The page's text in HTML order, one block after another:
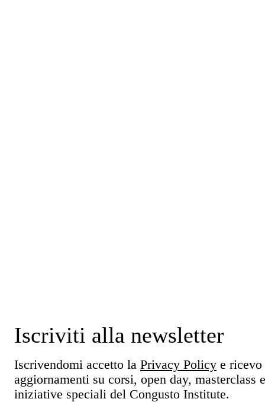
Iscriviti alla newsletter
Iscrivendomi accetto la Privacy Policy e ricevo
aggiornamenti su corsi, open day, masterclass e
iniziative speciali del Congusto Institute.